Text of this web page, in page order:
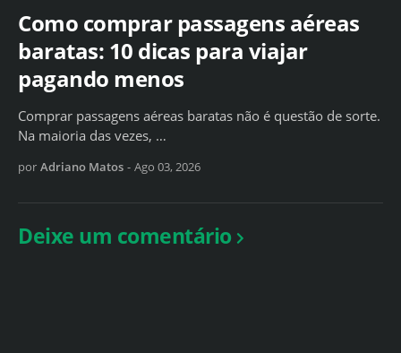
Como comprar passagens aéreas
baratas: 10 dicas para viajar
pagando menos
Comprar passagens aéreas baratas não é questão de sorte.
Na maioria das vezes, …
por Adriano Matos - Ago 03, 2026
Deixe um comentário